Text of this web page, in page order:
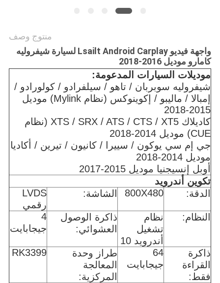
منتوج وصف
واجهة فيديو Lsailt Android Carplay لسيارة شيفروليه
كامارو موديل 2016-2018
موديلات السيارات المدعومة:
شيفروليه سوبربان / تاهو / سيلفرادو / كولورادو /
إمبالا / ماليبو / إكوينوكس (نظام Mylink) موديل
2015-2018
كاديلاك XTS / SRX / ATS / CTS / XT5 (نظام
CUE) موديل 2014-2018
جي إم سي يوكون / سييرا / كانيون / تيرين / أكاديا
موديل 2014-2018
أوبل إنسيجنيا موديل 2015-2017
تكوين أندرويد
الدقة:
800X480 الشاشة:
LVDS
رقمي
النظام:
نظام
تشغيل
أندرويد 10
ذاكرة الوصول
العشوائي:
4
جيجابايت
ذاكرة
القراءة
فقط:
64
جيجابايت
طراز وحدة
المعالجة
المركزية:
RK3399